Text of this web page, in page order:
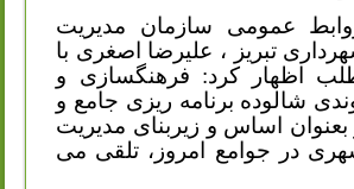
عمومی سازمان مدیریت
تبریز ، علیرضا اصغری با
اظهار کرد: فرهنگسازی و
شالوده برنامه ریزی جامع و
و بعنوان اساس و زیربنای مدیریت
در جوامع امروز، تلقی می